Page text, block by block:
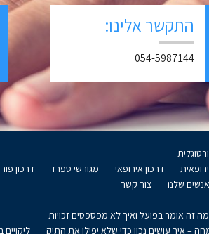
התקשר אלינו:
054-5987144
דרכון אירופאי מגורשי ספרד דרכון
שלנו
צור קשר
זה אומר בפועל ואיך לא מפספסים זכויות
– איך עושים נכון כדי שלא יפילו את התיק